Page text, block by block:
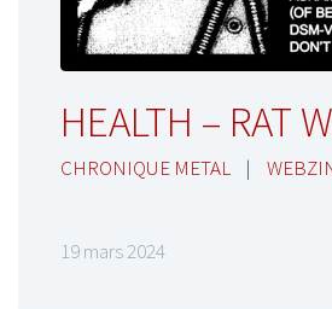
HEALTH – RAT
CHRONIQUE METAL |
19 mars 2024